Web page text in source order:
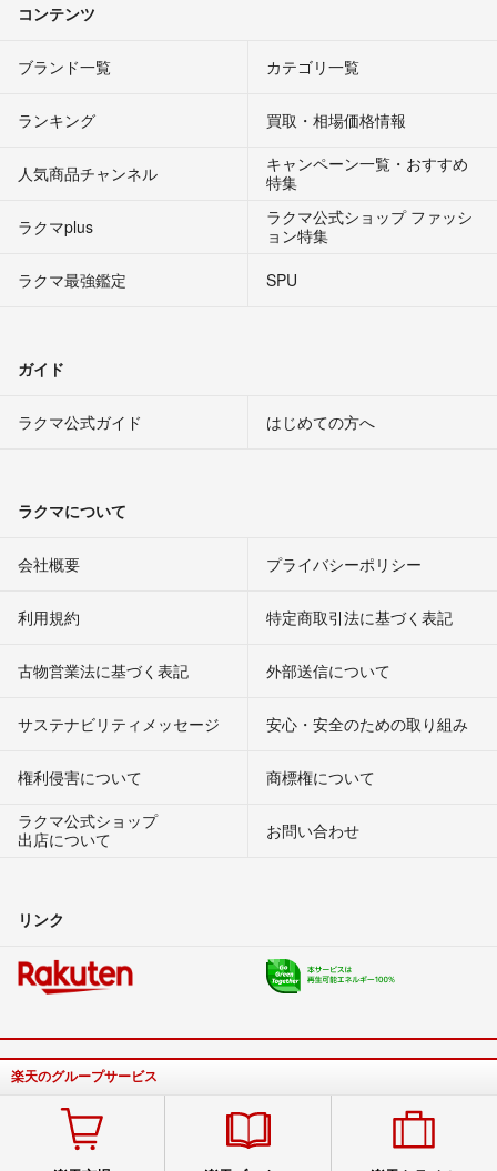
コンテンツ
ブランド一覧 カテゴリ一覧
ランキング 買取・相場価格情報
人気商品チャンネル
キャンペーン一覧・おすすめ
特集
ラクマplus
ラクマ公式ショップ ファッシ
ョン特集
ラクマ最強鑑定
SPU
ガイド
ラクマ公式ガイド はじめての方へ
ラクマについて
会社概要 プライバシーポリシー
利用規約 特定商取引法に基づく表記
古物営業法に基づく表記 外部送信について
サステナビリティメッセージ 安心・安全のための取り組み
権利侵害について
商標権について
ラクマ公式ショップ
出店について
お問い合わせ
リンク
楽天のグループサービス